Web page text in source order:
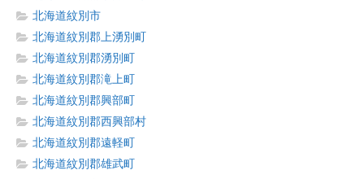
北海道紋別市
北海道紋別郡上湧別町
北海道紋別郡湧別町
北海道紋別郡滝上町
北海道紋別郡興部町
北海道紋別郡西興部村
北海道紋別郡遠軽町
北海道紋別郡雄武町